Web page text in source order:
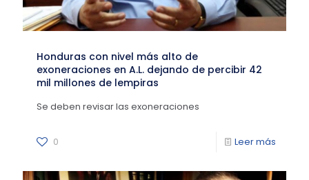
Honduras con nivel más alto de
exoneraciones en A.L. dejando de percibir 42
mil millones de lempiras
Se deben revisar las exoneraciones
0 Leer más